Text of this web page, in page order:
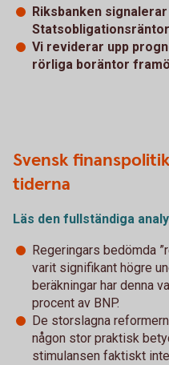
Riksbanken
Vi reviderar upp
rörliga boräntor
Svensk
tiderna
Läs den fullständiga
Regeringars bedömda
varit signifikant högre
beräkningar har denna
procent av BNP.
De storslagna
någon stor praktisk
stimulansen faktiskt